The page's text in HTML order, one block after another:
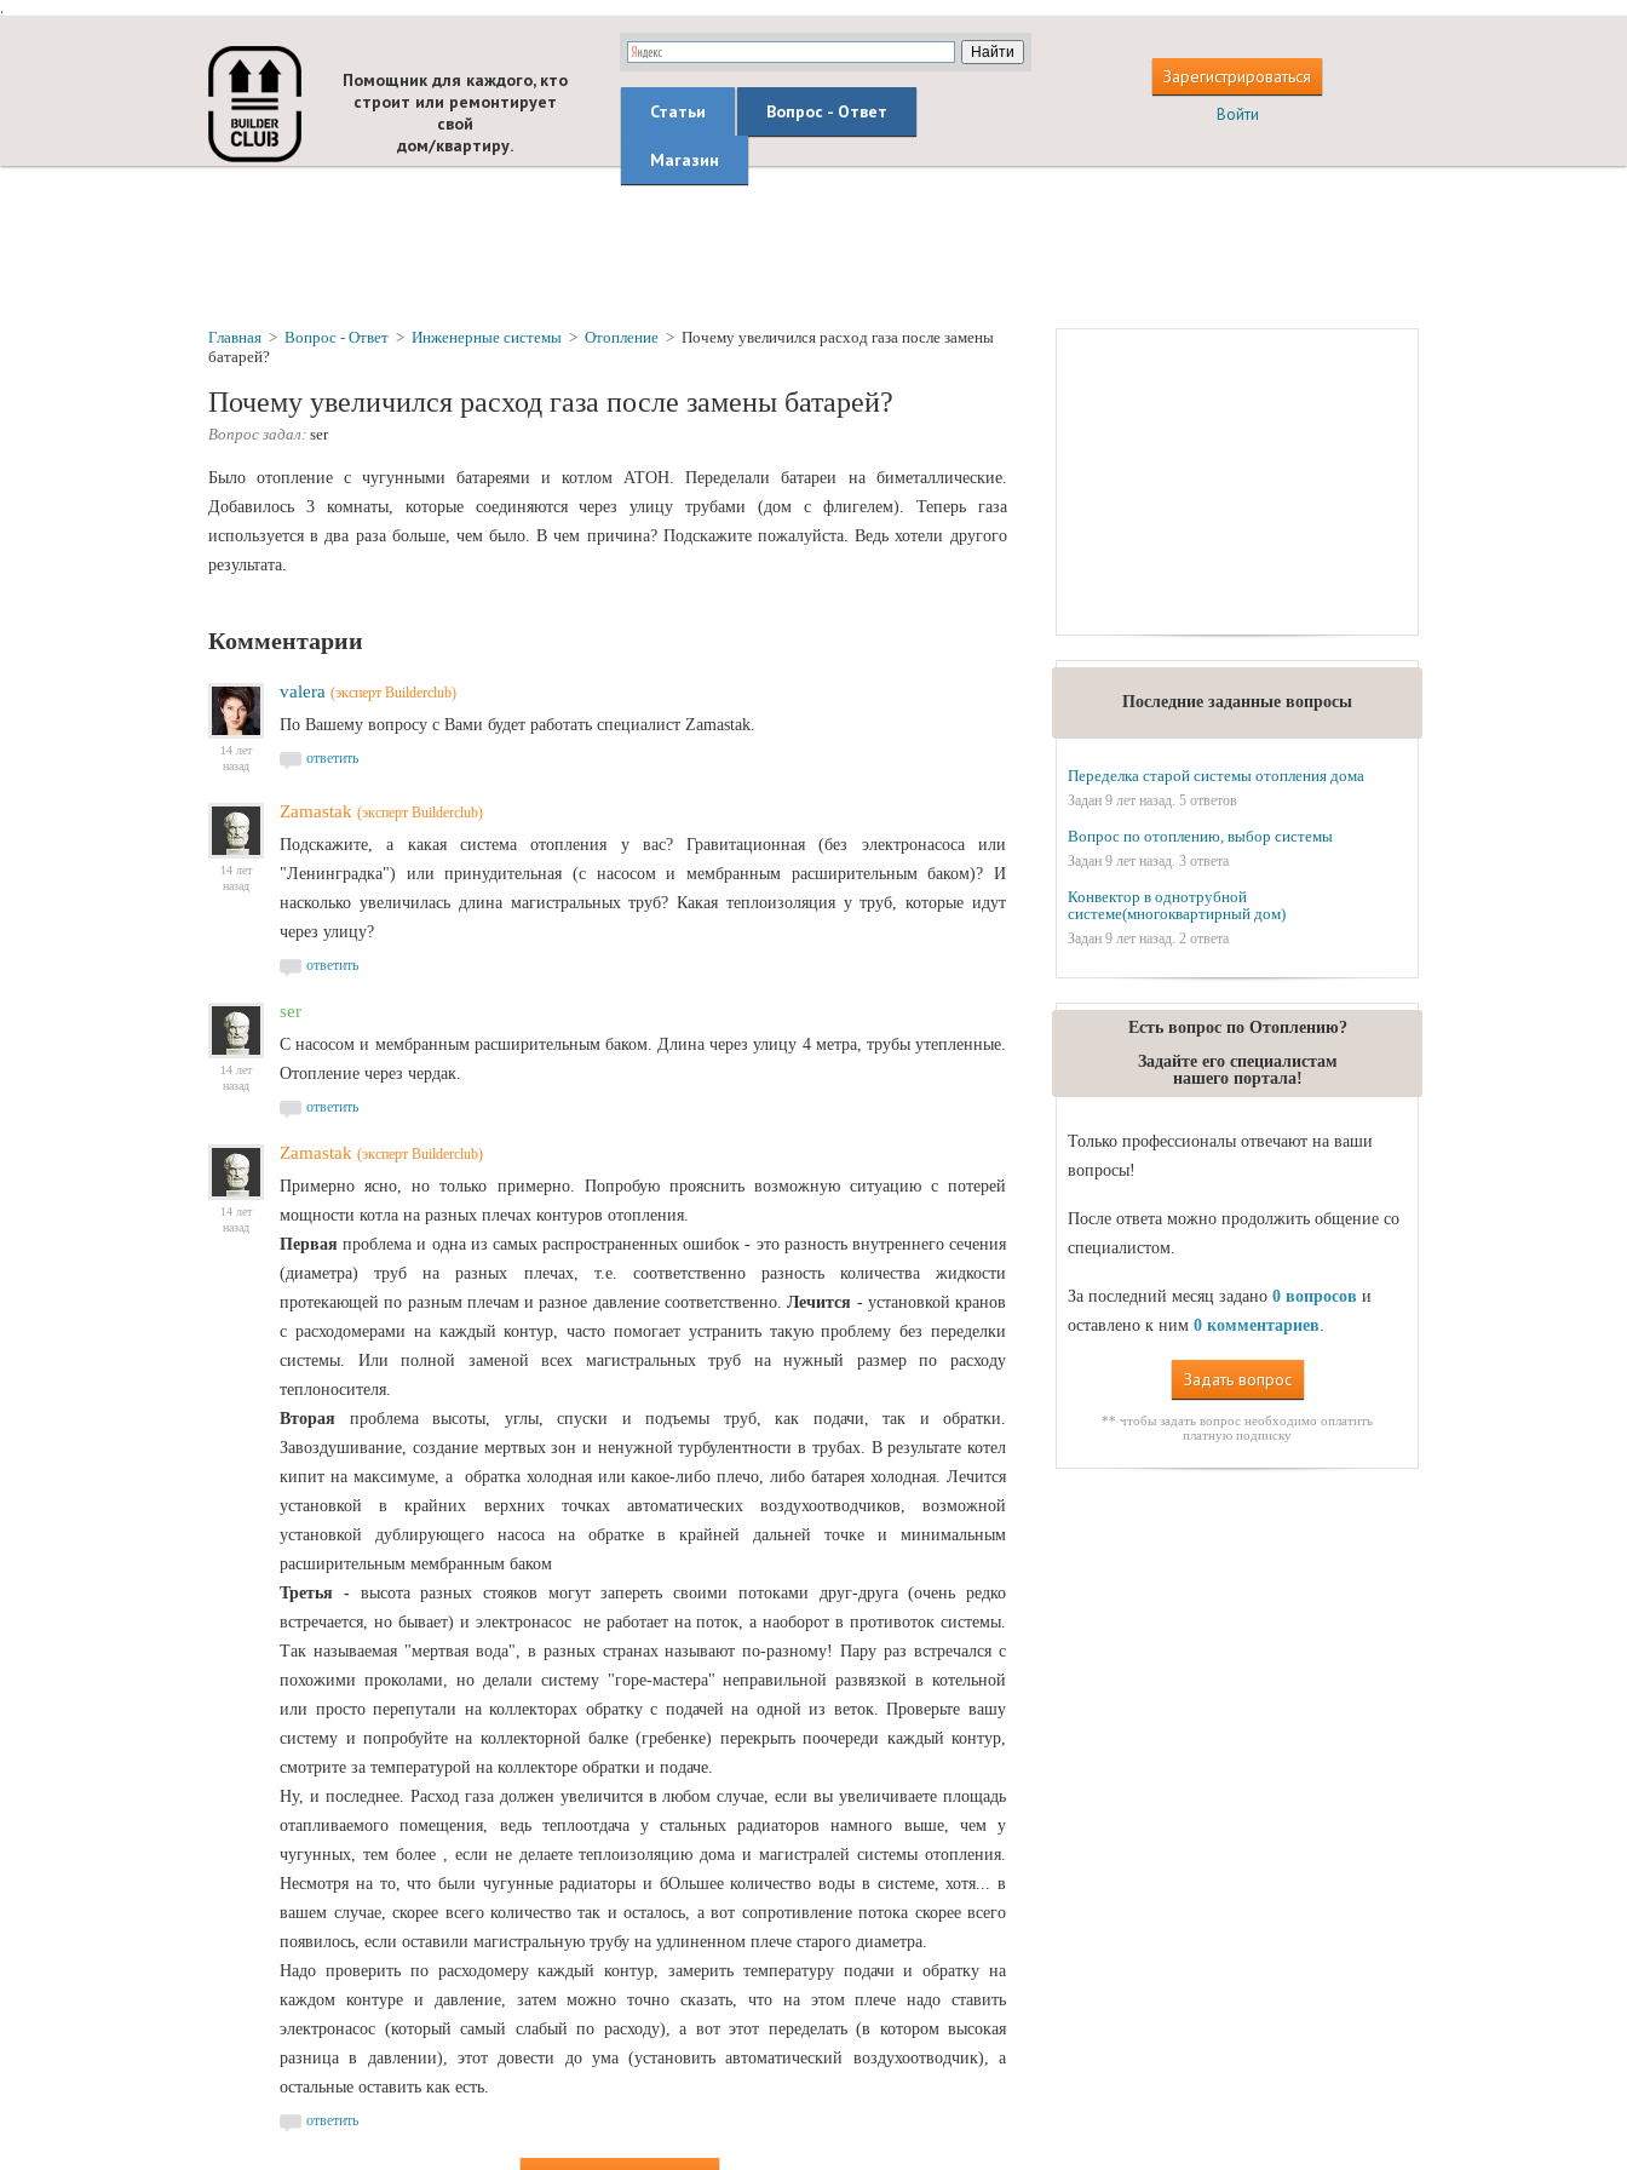
.
Зарегистрироваться
Войти
Помощник для каждого, кто
строит или ремонтирует
свой
дом/квартиру.
Статьи Вопрос - Ответ
Магазин
Последние заданные вопросы
Переделка старой системы отопления дома
Задан 9 лет назад. 5 ответов
Вопрос по отоплению, выбор системы
Задан 9 лет назад. 3 ответа
Конвектор в однотрубной
системе(многоквартирный дом)
Задан 9 лет назад. 2 ответа
Есть вопрос по Отоплению?
Задайте его специалистам
нашего портала!
Только профессионалы отвечают на ваши
вопросы!
После ответа можно продолжить общение со
специалистом.
За последний месяц задано 0 вопросов и
оставлено к ним 0 комментариев
Задать вопрос
** чтобы задать вопрос необходимо оплатить
платную подписку
Главная > Вопрос - Ответ > Инженерные системы > Отопление > Почему увеличился расход газа после замены
батарей?
Почему увеличился расход газа после замены батарей?
Вопрос задал: ser
Было отопление с чугунными батареями и котлом АТОН. Переделали батареи на биметаллические.
Добавилось 3 комнаты, которые соединяются через улицу трубами (дом с флигелем). Теперь газа
используется в два раза больше, чем было. В чем причина? Подскажите пожалуйста. Ведь хотели другого
результата.
Комментарии
14 лет
назад
valera (эксперт Builderclub)
По Вашему вопросу с Вами будет работать специалист Zamastak.
ответить
14 лет
назад
Zamastak (эксперт Builderclub)
Подскажите, а какая система отопления у вас? Гравитационная (без электронасоса или
"Ленинградка") или принудительная (с насосом и мембранным расширительным баком)? И
насколько увеличилась длина магистральных труб? Какая теплоизоляция у труб, которые идут
через улицу?
ответить
14 лет
назад
ser
С насосом и мембранным расширительным баком. Длина через улицу 4 метра, трубы утепленные.
Отопление через чердак.
ответить
14 лет
назад
Zamastak (эксперт Builderclub)
Примерно ясно, но только примерно. Попробую прояснить возможную ситуацию с потерей
мощности котла на разных плечах контуров отопления.
Перваяпроблема и одна из самых распространенных ошибок - это разность внутреннего сечения
(диаметра) труб на разных плечах, т.е. соответственно разность количества жидкости
протекающей по разным плечам и разное давление соответственно.Лечится - установкой кранов
с расходомерами на каждый контур, часто помогает устранить такую проблему без переделки
системы. Или полной заменой всех магистральных труб на нужный размер по расходу
теплоносителя.
Вторая проблема высоты, углы, спуски и подъемы труб, как подачи, так и обратки.
Завоздушивание, создание мертвых зон и ненужной турбулентности в трубах. В результате котел
кипит на максимуме, а обратка холодная или какое-либо плечо, либо батарея холодная. Лечится
установкой в крайних верхних точках автоматических воздухоотводчиков, возможной
установкой дублирующего насоса на обратке в крайней дальней точке и минимальным
расширительным мембранным баком
Третья - высота разных стояков могут запереть своими потоками друг-друга (очень редко
встречается, но бывает) и электронасос не работает на поток, а наоборот в противоток системы.
Так называемая "мертвая вода", в разных странах называют по-разному! Пару раз встречался с
похожими проколами, но делали систему "горе-мастера" неправильной развязкой в котельной
или просто перепутали на коллекторах обратку с подачей на одной из веток. Проверьте вашу
систему и попробуйте на коллекторной балке (гребенке) перекрыть поочереди каждый контур,
смотрите за температурой на коллекторе обратки и подаче.
Ну, и последнее. Расход газа должен увеличится в любом случае, если вы увеличиваете площадь
отапливаемого помещения, ведь теплоотдача у стальных радиаторов намного выше, чем у
чугунных, тем более , если не делаете теплоизоляцию дома и магистралей системы отопления.
Несмотря на то, что были чугунные радиаторы и бОльшее количество воды в системе, хотя... в
вашем случае, скорее всего количество так и осталось, а вот сопротивление потока скорее всего
появилось, если оставили магистральную трубу на удлиненном плече старого диаметра.
Надо проверить по расходомеру каждый контур, замерить температуру подачи и обратку на
каждом контуре и давление, затем можно точно сказать, что на этом плече надо ставить
электронасос (который самый слабый по расходу), а вот этот переделать (в котором высокая
разница в давлении), этот довести до ума (установить автоматический воздухоотводчик), а
остальные оставить как есть.
ответить